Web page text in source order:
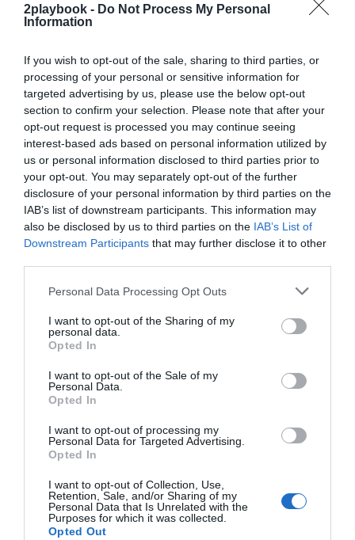
2playbook - Do Not Process My Personal
Information
If you wish to opt-out of the sale, sharing to third parties, or
processing of your personal or sensitive information for
targeted advertising by us, please use the below opt-out
section to confirm your selection. Please note that after your
opt-out request is processed you may continue seeing
interest-based ads based on personal information utilized by
us or personal information disclosed to third parties prior to
your opt-out. You may separately opt-out of the further
disclosure of your personal information by third parties on the
IAB’s list of downstream participants. This information may
also be disclosed by us to third parties on the IAB’s List of
Downstream Participants that may further disclose it to other
Personal Data Processing Opt Outs
I want to opt-out of the Sharing of my
personal data.
Opted In
I want to opt-out of the Sale of my
Personal Data.
Opted In
I want to opt-out of processing my
Personal Data for Targeted Advertising.
Opted In
I want to opt-out of Collection, Use,
Retention, Sale, and/or Sharing of my
Personal Data that Is Unrelated with the
Purposes for which it was collected.
Opted Out
MotoGP
Dorna Sports
superado los límites de la innovación en la
retransmisión deportiva, acercando cada vez más a
Añadir2Playbookcomo fuente preferida de Google
de forma gratuita
Mantente informado con las últimas noticias de actualidad.
ACTIVAR AHORA
Compartir
Imprimir
Publicidad
2Playbook Club 2P